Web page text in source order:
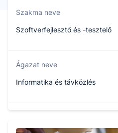
Szakma neve
Szoftverfejlesztő és -tesztelő
Ágazat neve
Informatika és távközlés